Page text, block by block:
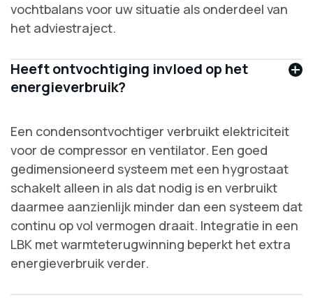
vochtbalans voor uw situatie als onderdeel van
het adviestraject.
Heeft ontvochtiging invloed op het
energieverbruik?
Een condensontvochtiger verbruikt elektriciteit
voor de compressor en ventilator. Een goed
gedimensioneerd systeem met een hygrostaat
schakelt alleen in als dat nodig is en verbruikt
daarmee aanzienlijk minder dan een systeem dat
continu op vol vermogen draait. Integratie in een
LBK met warmteterugwinning beperkt het extra
energieverbruik verder.